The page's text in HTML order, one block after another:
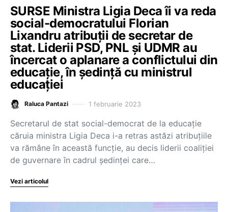
SURSE Ministra Ligia Deca îi va reda
social-democratului Florian
Lixandru atribuții de secretar de
stat. Liderii PSD, PNL și UDMR au
încercat o aplanare a conflictului din
educație, în ședință cu ministrul
educației
Raluca Pantazi 1 februarie 2023
Secretarul de stat social-democrat de la educație
căruia ministra Ligia Deca i-a retras astăzi atribuțiile
va rămâne în această funcție, au decis liderii coaliției
de guvernare în cadrul ședinței care…
Vezi articolul